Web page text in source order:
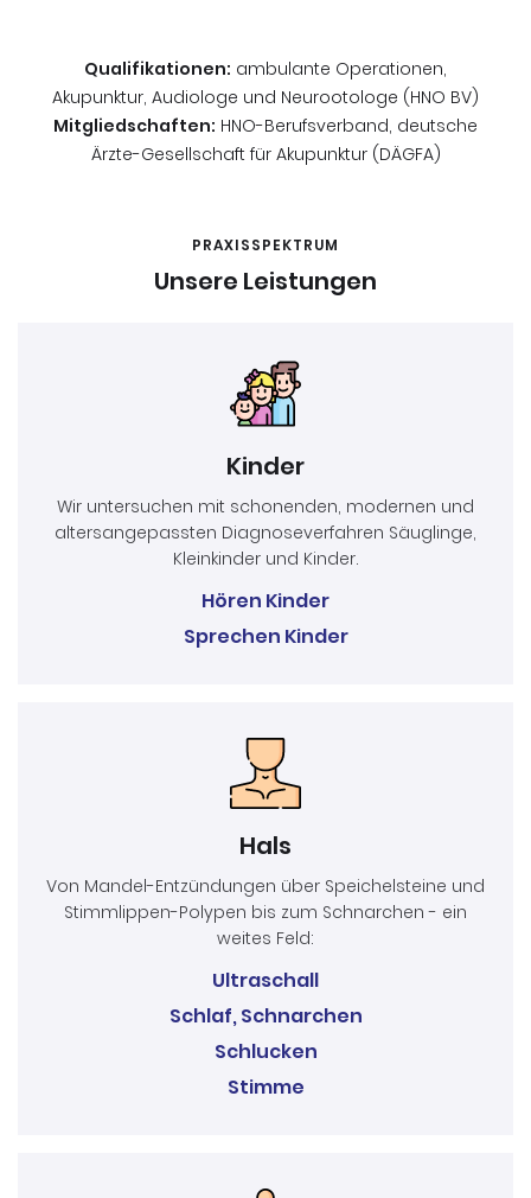
Qualifikationen: ambulante Operationen,
Akupunktur, Audiologe und Neurootologe (HNO BV)
Mitgliedschaften: HNO-Berufsverband, deutsche
Ärzte-Gesellschaft für Akupunktur (DÄGFA)
PRAXISSPEKTRUM
Unsere Leistungen
Hals
Von Mandel-Entzündungen über Speichelsteine und
Stimmlippen-Polypen bis zum Schnarchen - ein
weites Feld:
Ultraschall
Schlaf, Schnarchen
Schlucken
Stimme
Kinder
Wir untersuchen mit schonenden, modernen und
altersangepassten Diagnoseverfahren Säuglinge,
Kleinkinder und Kinder.
Hören Kinder
Sprechen Kinder